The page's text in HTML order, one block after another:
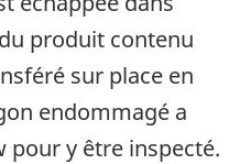
produit contenu
sur place en
endommagé a
pour y être inspecté.